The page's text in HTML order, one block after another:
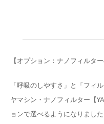
【オプション：ナノフィルター
「呼吸のしやすさ」と「フィ
ヤマシン・ナノフィルター【
ョンで選べるようになりました